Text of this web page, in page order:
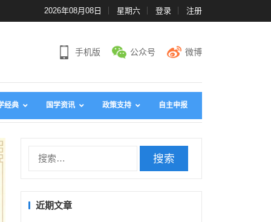
2026年08月08日 星期六 登录 注册
手机版 公众号 微博
经典 国学资讯 政策支持 自主申报
近期文章